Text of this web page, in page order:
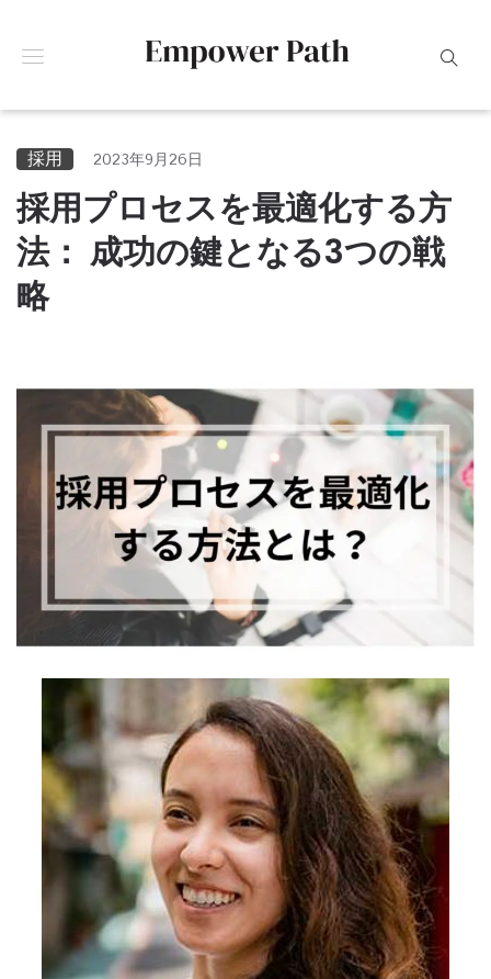
採用 2023年9月26日
採用プロセスを最適化する方
法： 成功の鍵となる3つの戦
略